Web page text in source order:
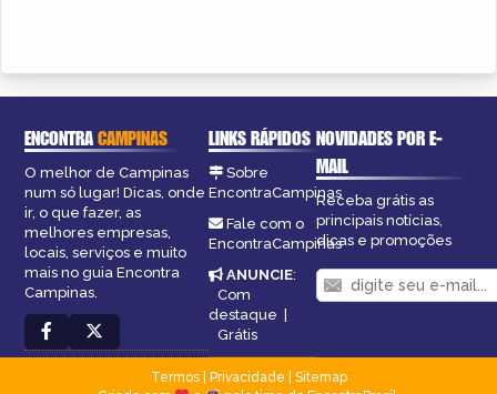
ENCONTRACAMPINAS
O melhor de Campinas
num só lugar! Dicas, onde
ir, o que fazer, as
melhores empresas,
locais, serviços e muito
mais no guia Encontra
Campinas.
LINKS RÁPIDOS
Sobre
EncontraCampinas
Fale com o
EncontraCampinas
ANUNCIE:
Com
destaque |
Grátis
NOVIDADES POR E-
MAIL
Receba grátis as
principais notícias,
dicas e promoções
Termos| Privacidade
Sitemap